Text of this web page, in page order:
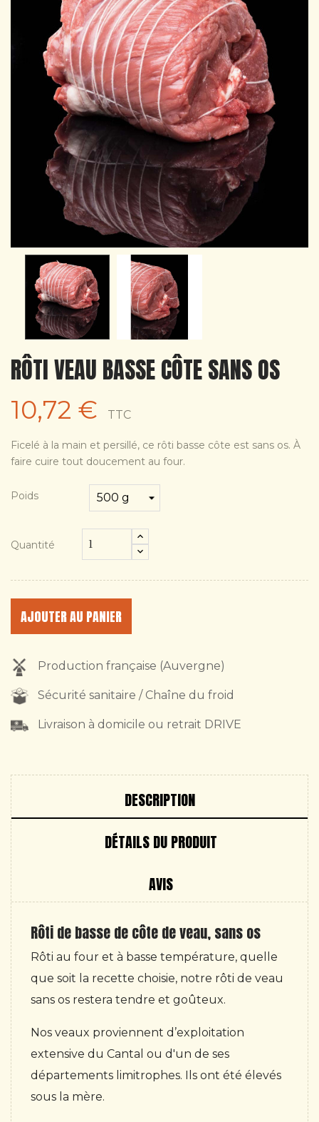
RÔTI VEAU BASSE CÔTE SANS OS
10,72 € TTC
Ficelé à la main et persillé, ce rôti basse côte est sans os. À
faire cuire tout doucement au four.
Poids
Quantité
AJOUTER AU PANIER
Production française (Auvergne)
Sécurité sanitaire / Chaîne du froid
Livraison à domicile ou retrait DRIVE
DESCRIPTION
DÉTAILS DU PRODUIT
AVIS
Rôti de basse de côte de veau, sans os
Rôti au four et à basse température, quelle
que soit la recette choisie, notre rôti de veau
sans os restera tendre et goûteux.
Nos veaux proviennent d’exploitation
extensive du Cantal ou d'un de ses
départements limitrophes. Ils ont été élevés
sous la mère.